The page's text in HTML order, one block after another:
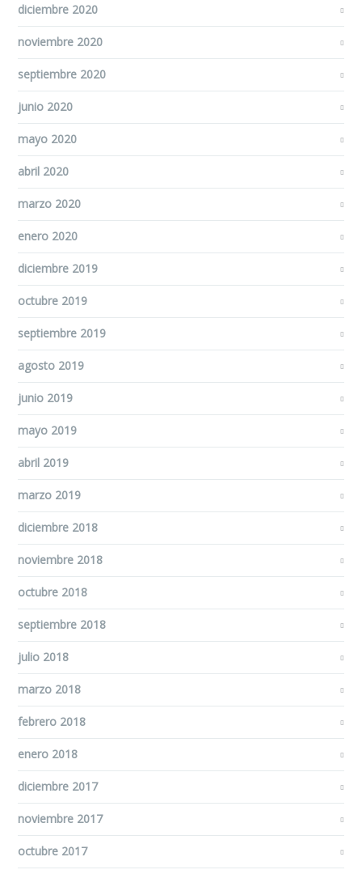
diciembre 2020
noviembre 2020
septiembre 2020
junio 2020
mayo 2020
abril 2020
marzo 2020
enero 2020
diciembre 2019
octubre 2019
septiembre 2019
agosto 2019
junio 2019
mayo 2019
abril 2019
marzo 2019
diciembre 2018
noviembre 2018
octubre 2018
septiembre 2018
julio 2018
marzo 2018
febrero 2018
enero 2018
diciembre 2017
noviembre 2017
octubre 2017